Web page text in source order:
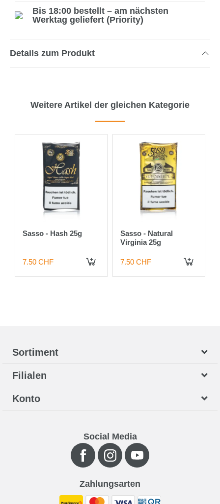
Bis 18:00 bestellt – am nächsten
Werktag geliefert (Priority)
Details zum Produkt
Weitere Artikel der gleichen Kategorie
Sasso - Hash 25g
7.50 CHF
Sasso - Natural
Virginia 25g
7.50 CHF
Sortiment
Filialen
Konto
Social Media
Zahlungsarten